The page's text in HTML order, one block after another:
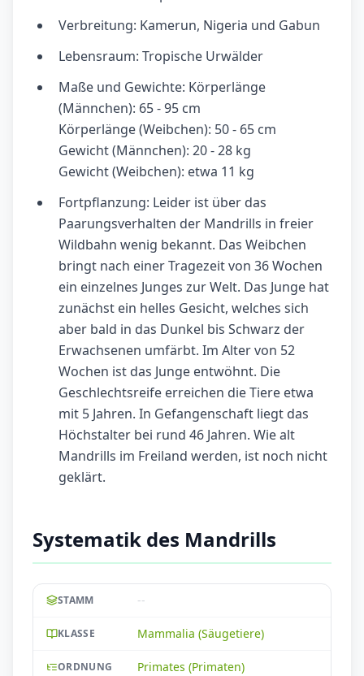
Verbreitung: Kamerun, Nigeria und Gabun
Lebensraum: Tropische Urwälder
Maße und Gewichte: Körperlänge
(Männchen): 65 - 95 cm
Körperlänge (Weibchen): 50 - 65 cm
Gewicht (Männchen): 20 - 28 kg
Gewicht (Weibchen): etwa 11 kg
Fortpflanzung: Leider ist über das
Paarungsverhalten der Mandrills in freier
Wildbahn wenig bekannt. Das Weibchen
bringt nach einer Tragezeit von 36 Wochen
ein einzelnes Junges zur Welt. Das Junge hat
zunächst ein helles Gesicht, welches sich
aber bald in das Dunkel bis Schwarz der
Erwachsenen umfärbt. Im Alter von 52
Wochen ist das Junge entwöhnt. Die
Geschlechtsreife erreichen die Tiere etwa
mit 5 Jahren. In Gefangenschaft liegt das
Höchstalter bei rund 46 Jahren. Wie alt
Mandrills im Freiland werden, ist noch nicht
geklärt.
Systematik des Mandrills
STAMM --
KLASSE Mammalia (Säugetiere)
ORDNUNG Primates (Primaten)